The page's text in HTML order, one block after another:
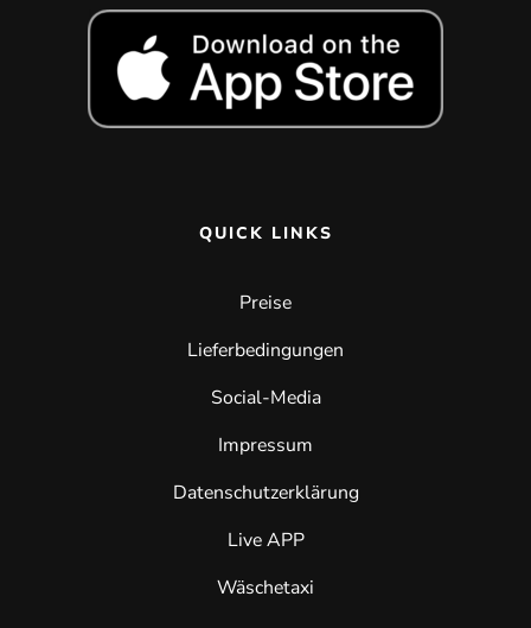
QUICK LINKS
Preise
Lieferbedingungen
Social-Media
Impressum
Datenschutzerklärung
Live APP
Wäschetaxi